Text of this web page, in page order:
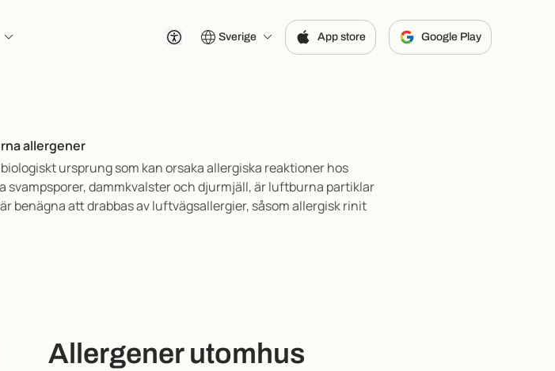
Sverige App store Google Play
allergener
ursprung som kan orsaka allergiska reaktioner hos
svampsporer, dammkvalster och djurmjäll, är luftburna partiklar
benägnaatt drabbas av luftvägsallergier, såsom allergisk rinit
Allergener utomhus